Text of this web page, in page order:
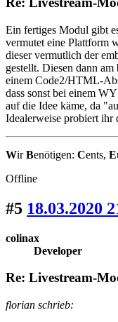
Ein fertiges Modul gibt
vermutet eine Plattform
dieser vermutlich der
gestellt. Diesen dann
einem Code2/HTML-
dass sonst bei einem
auf die Idee käme, da
Idealerweise probiert ihr
WirBenötigen: Cents, E
Offline
#5 18.03.2020
colinax
Developer
Re: Livestream-
florian schrieb: